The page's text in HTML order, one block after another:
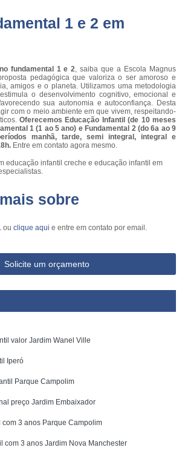
1 e 2 em
fundamental 1 e 2, saiba que a Escola Magnus
pedagógica que valoriza o ser amoroso e
amigos e o planeta. Utilizamos uma metodologia
o desenvolvimento cognitivo, emocional e
sua autonomia e autoconfiança. Desta
com o meio ambiente em que vivem, respeitando-
Oferecemos Educação Infantil (de 10 meses
1 (1 ao 5 ano) e Fundamental 2 (do 6a ao 9
manhã, tarde, semi integral, integral e
Entre em contato agora mesmo.
educação infantil creche e educação infantil em
sobre
ou clique aqui e entre em contato por email.
Solicite um orçamento
valor Jardim Wanel Ville
Iperó
Parque Campolim
preço Jardim Embaixador
3 anos Parque Campolim
com 3 anos Jardim Nova Manchester